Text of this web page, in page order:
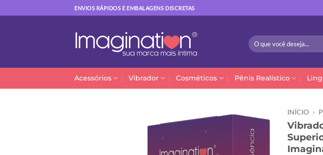
to
ENVIOS RÁPIDOS E EMBALAGENS DISCRETAS
Pesquisar
por:
Acessórios Vibrador Cosméticos Pênis Realístico
INÍCIO »